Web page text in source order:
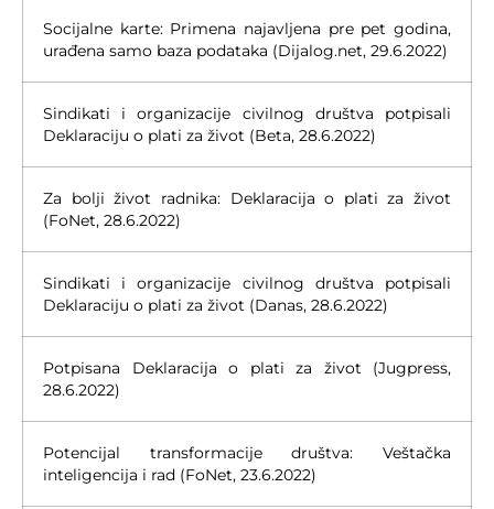
Socijalne karte: Primena najavljena pre pet godina,
urađena samo baza podataka (Dijalog.net, 29.6.2022)
Sindikati i organizacije civilnog društva potpisali
Deklaraciju o plati za život (Beta, 28.6.2022)
Za bolji život radnika: Deklaracija o plati za život
(FoNet, 28.6.2022)
Sindikati i organizacije civilnog društva potpisali
Deklaraciju o plati za život (Danas, 28.6.2022)
Potpisana Deklaracija o plati za život (Jugpress,
28.6.2022)
Potencijal transformacije društva: Veštačka
inteligencija i rad (FoNet, 23.6.2022)